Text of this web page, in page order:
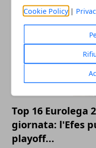
Cookie Policy |
Top 16 Eurolega
giornata: l'Efes
playoff...